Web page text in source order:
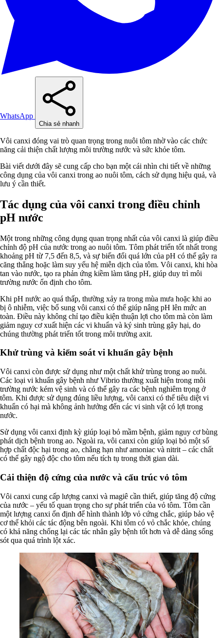
WhatsApp
Chia sẻ nhanh
Vôi canxi đóng vai trò quan trọng trong nuôi tôm nhờ vào các chức
năng cải thiện chất lượng môi trường nước và sức khỏe tôm.
Bài viết dưới đây sẽ cung cấp cho bạn một cái nhìn chi tiết về những
công dụng của vôi canxi trong ao nuôi tôm, cách sử dụng hiệu quả, và
lưu ý cần thiết.
Tác dụng của vôi canxi trong điều chỉnh
pH nước
Một trong những công dụng quan trọng nhất của vôi canxi là giúp điều
chỉnh độ pH của nước trong ao nuôi tôm. Tôm phát triển tốt nhất trong
khoảng pH từ 7,5 đến 8,5, và sự biến đổi quá lớn của pH có thể gây ra
căng thẳng hoặc làm suy yếu hệ miễn dịch của tôm. Vôi canxi, khi hòa
tan vào nước, tạo ra phản ứng kiềm làm tăng pH, giúp duy trì môi
trường nước ổn định cho tôm.
Khi pH nước ao quá thấp, thường xảy ra trong mùa mưa hoặc khi ao
bị ô nhiễm, việc bổ sung vôi canxi có thể giúp nâng pH lên mức an
toàn. Điều này không chỉ tạo điều kiện thuận lợi cho tôm mà còn làm
giảm nguy cơ xuất hiện các vi khuẩn và ký sinh trùng gây hại, do
chúng thường phát triển tốt trong môi trường axit.
Khử trùng và kiểm soát vi khuẩn gây bệnh
Vôi canxi còn được sử dụng như một chất khử trùng trong ao nuôi.
Các loại vi khuẩn gây bệnh như Vibrio thường xuất hiện trong môi
trường nước kém vệ sinh và có thể gây ra các bệnh nghiêm trọng ở
tôm. Khi được sử dụng đúng liều lượng, vôi canxi có thể tiêu diệt vi
khuẩn có hại mà không ảnh hưởng đến các vi sinh vật có lợi trong
nước.
Sử dụng vôi canxi định kỳ giúp loại bỏ mầm bệnh, giảm nguy cơ bùng
phát dịch bệnh trong ao. Ngoài ra, vôi canxi còn giúp loại bỏ một số
hợp chất độc hại trong ao, chẳng hạn như amoniac và nitrit – các chất
có thể gây ngộ độc cho tôm nếu tích tụ trong thời gian dài.
Cải thiện độ cứng của nước và cấu trúc vỏ tôm
Vôi canxi cung cấp lượng canxi và magiê cần thiết, giúp tăng độ cứng
của nước – yếu tố quan trọng cho sự phát triển của vỏ tôm. Tôm cần
một lượng canxi ổn định để hình thành lớp vỏ cứng chắc, giúp bảo vệ
cơ thể khỏi các tác động bên ngoài. Khi tôm có vỏ chắc khỏe, chúng
có khả năng chống lại các tác nhân gây bệnh tốt hơn và dễ dàng sống
sót qua quá trình lột xác.